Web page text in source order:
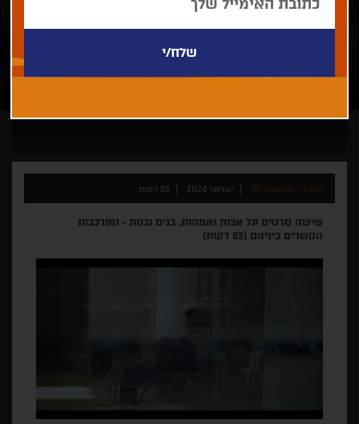
ארכיון - פסטיבל 40 ישראל 2024 83 דקות
שישה סרטים על אבות ואמהות, בנים ובנות - ומורכבות
הקשרים ביניהם (83 דקות)